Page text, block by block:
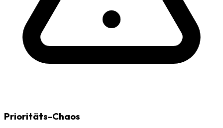
Prioritäts-Chaos